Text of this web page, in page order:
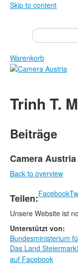
Skip to content
Presse
Veranstaltungen
Newsletter
Über uns
Shop
Datenschutz
Mediadaten
Warenkorb
Zeitschrift
Bücher
Edition
Bibliothek
Camera Austria
Rechtliche
Trinh T.
Beiträge
Camera
Back to overview
Teilen:Facebook
Unsere Website ist
Unterstützt von:
Bundesministerium
Das Land Steiermark
auf Facebook